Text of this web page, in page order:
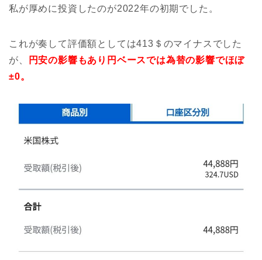
私が厚めに投資したのが2022年の初期でした。
これが奏して評価額としては413＄のマイナスでした
が、
円安の影響もあり円ベースでは為替の影響でほぼ
±0。